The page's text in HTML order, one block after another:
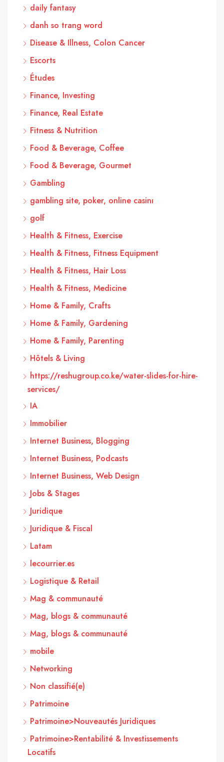
daily fantasy
danh so trang word
Disease & Illness, Colon Cancer
Escorts
Études
Finance, Investing
Finance, Real Estate
Fitness & Nutrition
Food & Beverage, Coffee
Food & Beverage, Gourmet
Gambling
gambling site, poker, online casinı
golf
Health & Fitness, Exercise
Health & Fitness, Fitness Equipment
Health & Fitness, Hair Loss
Health & Fitness, Medicine
Home & Family, Crafts
Home & Family, Gardening
Home & Family, Parenting
Hôtels & Living
https://reshugroup.co.ke/water-slides-for-hire-
services/
IA
Immobilier
Internet Business, Blogging
Internet Business, Podcasts
Internet Business, Web Design
Jobs & Stages
Juridique
Juridique & Fiscal
Latam
lecourrier.es
Logistique & Retail
Mag & communauté
Mag, blogs & communauté
Mag, blogs & communauté
mobile
Networking
Non classifié(e)
Patrimoine
Patrimoine>Nouveautés Juridiques
Patrimoine>Rentabilité & Investissements
Locatifs